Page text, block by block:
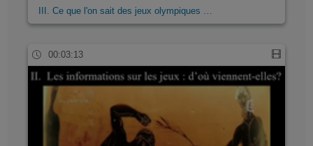
III. Ce que l'on sait des jeux olympiques …
00:03:13